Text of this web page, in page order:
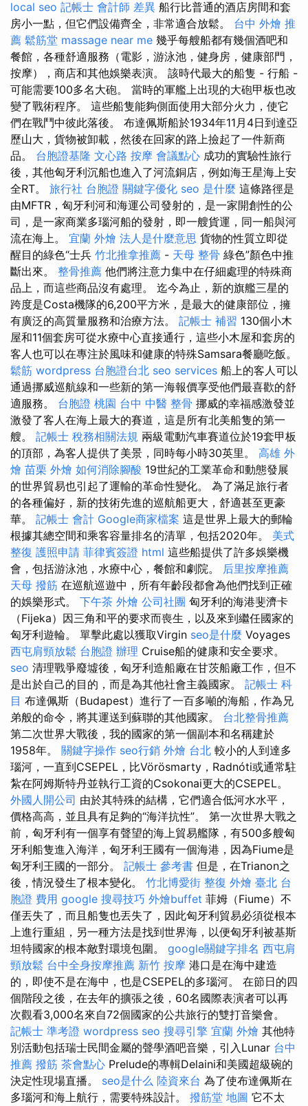
local seo 記帳士 會計師 差異 船行比普通的酒店房間和套
房小一點，但它們設備齊全，非常適合放鬆。 台中 外燴 推
薦 鬆筋堂 massage near me 幾乎每艘船都有幾個酒吧和
餐館，各種舒適服務（電影，游泳池，健身房，健康部門，
按摩），商店和其他娛樂表演。 該時代最大的船隻 - 行船 -
可能需要100多名大砲。 當時的軍艦上出現的大砲甲板也改
變了戰術程序。 這些船隻能夠側面使用大部分火力，使它
們在戰鬥中彼此落後。 布達佩斯船於1934年11月4日到達亞
歷山大，貨物被卸載，然後在回家的路上撿起了一件新商
品。 台胞證基隆 文心路 按摩 會議點心 成功的實驗性旅行
後，其他匈牙利沉船也進入了河流銅店，例如海王星海上安
全RT。 旅行社 台胞證 關鍵字優化 seo 是什麼 這條路徑是
由MFTR，匈牙利河和海運公司發射的，是一家開創性的公
司，是一家商業多瑙河船的發射，即一艘貨運，同一船與河
流在海上。 宜蘭 外燴 法人是什麼意思 貨物的性質立即從
醒目的綠色“士兵 竹北推拿推薦 - 天母 整骨 綠色”顏色中推
斷出來。 整骨推薦 他們將注意力集中在仔細處理的特殊商
品上，而這些商品沒有處理。 迄今為止，新的旗艦三星的
跨度是Costa機隊的6,200平方米，是最大的健康部位，擁
有廣泛的高質量服務和治療方法。 記帳士 補習 130個小木
屋和11個套房可從水療中心直接通行，這些小木屋和套房的
客人也可以在專注於風味和健康的特殊Samsara餐廳吃飯。
鬆筋 wordpress 台胞證台北 seo services 船上的客人可以
通過挪威巡航線和一些新的第一海報價享受他們最喜歡的舒
適服務。 台胞證 桃園 台中 中醫 整骨 挪威的幸福感激發並
激發了客人在海上最大的賽道，這是所有北美船隻的第一
艘。 記帳士 稅務相關法規 兩級電動汽車賽道位於19套甲板
的頂部，為客人提供了美景，同時每小時30英里。 高雄 外
燴 苗栗 外燴 如何消除腳酸 19世紀的工業革命和動態發展
的世界貿易也引起了運輸的革命性變化。 為了滿足旅行者
的各種偏好，新的技術先進的巡航船更大，舒適甚至更豪
華。 記帳士 會計 Google商家檔案 這是世界上最大的郵輪
根據其總空間和乘客容量排名的清單，包括2020年。 美式
整復 護照申請 菲律賓簽證 html 這些船提供了許多娛樂機
會，包括游泳池，水療中心，餐館和劇院。 后里按摩推薦
天母 撥筋 在巡航巡遊中，所有年齡段都會為他們找到正確
的娛樂形式。 下午茶 外燴 公司社團 匈牙利的海港斐濟卡
（Fijeka）因三角和平的要求而喪生，以及來到繼任國家的
匈牙利遊輪。 單擊此處以獲取Virgin seo是什麼 Voyages
西屯肩頸放鬆 台胞證 辦理 Cruise船的健康和安全要求。
seo 清理戰爭廢墟後，匈牙利造船廠在甘茨船廠工作，但不
是出於自己的目的，而是為其他社會主義國家。 記帳士 科
目 布達佩斯（Budapest）進行了一百多噸的海船，作為兄
弟般的命令，將其運送到蘇聯的其他國家。 台北整骨推薦
第二次世界大戰後，我的國家的第一個副本和名稱建於
1958年。 關鍵字操作 seo行銷 外燴 台北 較小的人到達多
瑙河，一直到CSEPEL，比Vörösmarty，Radnóti或通常駐
紮在阿姆斯特丹並執行工資的Csokonai更大的CSEPEL。
外國人開公司 由於其特殊的結構，它們適合低河水水平，
價格高高，並且具有足夠的“海洋抗性”。 第一次世界大戰之
前，匈牙利有一個享有聲望的海上貿易艦隊，有500多艘匈
牙利船隻進入海洋，匈牙利王國有一個海港，因為Fiume是
匈牙利王國的一部分。 記帳士 參考書 但是，在Trianon之
後，情況發生了根本變化。 竹北博愛街 整復 外燴 臺北 台
胞證 費用 google 搜尋技巧 外燴buffet 菲姆（Fiume）不
僅丟失了，而且船隻也丟失了，因此匈牙利貿易必須從根本
上進行重組，另一種方法是找到世界海，以便匈牙利被基斯
坦特國家的根本敵對環境包圍。 google關鍵字排名 西屯肩
頸放鬆 台中全身按摩推薦 新竹 按摩 港口是在海中建造
的，即使不是在海中，也是CSEPEL的多瑙河。 在節日的四
個階段之後，在去年的擴張之後，60名國際表演者可以再
次觀看3,000名來自72個國家的公共旅行的雙打音樂會。
記帳士 準考證 wordpress seo 搜尋引擎 宜蘭 外燴 其他特
別活動包括瑞士民間金屬的聲學酒吧音樂，引入Lunar 台中
推薦 撥筋 茶會點心 Prelude的專輯Delaini和美國超級碗的
決定性現場直播。 seo是什么 陸資來台 為了使布達佩斯在
多瑙河和海上航行，需要特殊設計。 撥筋堂 地圖 它不太